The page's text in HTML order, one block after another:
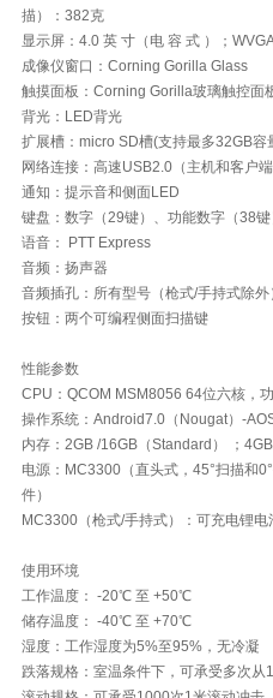
描）：382克
显示屏：4.0 英 寸（电 容 式 ）；
成像仪窗口：Corning Gorilla Glass
触摸面板：Corning Gorilla玻璃触控面
背光：LED背光
扩展槽：micro SD槽(支持最多32GB容
网络连接：高速USB2.0（主机和客户
通知：提示音和侧面LED
键盘：数字（29键）、功能数字（38键
语音： PTT Express
音频：扬声器
音频插孔：所有型号（枪式/手持式除
按钮：两个可编程侧面扫描键
性能参数
CPU：QCOM MSM8056 64位六核，
操作系统：Android7.0（Nougat）-
内存：2GB /16GB（Standard） ；
电源：MC3300（直头式，45°扫描和
件）
MC3300（枪式/手持式）：可充电锂
使用环境
工作温度： -20℃ 至 +50℃
储存温度： -40℃ 至 +70℃
湿度：工作湿度为5%至95%，无冷凝
跌落规格：室温条件下，可承受多次从